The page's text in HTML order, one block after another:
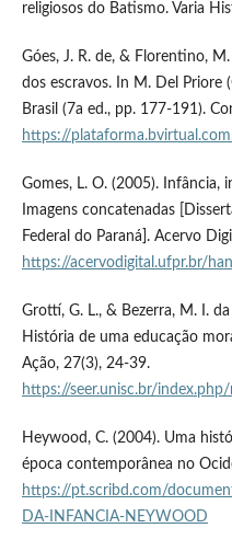
religiosos do Batismo. Varia
Góes, J. R. de, & Florentino,
dos escravos. In M. Del Priore
Brasil (7a ed., pp. 177-191).
https://
Gomes, L. O. (2005). Infância,
Imagens concatenadas
Federal do Paraná]. Acervo
https://acervodigital.ufpr.br/
Grottí, G. L., & Bezerra, M. I.
História de uma educação
Ação, 27(3), 24-39.
https://seer.unisc.br/
Heywood, C. (2004). Uma
época contemporânea no
https://pt.scribd.com/
DA-INFANCIA-NEYWOOD